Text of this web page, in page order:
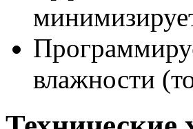
влажности